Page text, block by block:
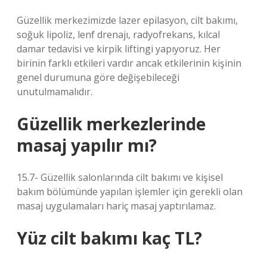
Güzellik merkezimizde lazer epilasyon, cilt bakımı,
soğuk lipoliz, lenf drenajı, radyofrekans, kılcal
damar tedavisi ve kirpik liftingi yapıyoruz. Her
birinin farklı etkileri vardır ancak etkilerinin kişinin
genel durumuna göre değişebileceği
unutulmamalıdır.
Güzellik merkezlerinde
masaj yapılır mı?
15.7- Güzellik salonlarında cilt bakımı ve kişisel
bakım bölümünde yapılan işlemler için gerekli olan
masaj uygulamaları hariç masaj yaptırılamaz.
Yüz cilt bakımı kaç TL?